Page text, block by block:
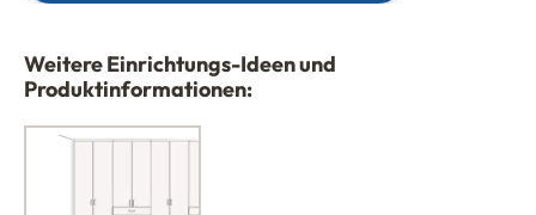
Weitere Einrichtungs-Ideen und
Produktinformationen: